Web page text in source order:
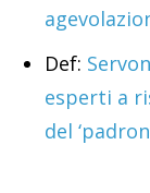
Def:
esperti a
del